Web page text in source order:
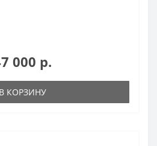
000 р.
В КОРЗИНУ